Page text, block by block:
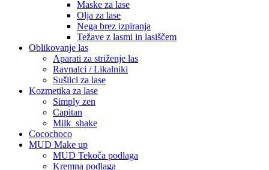
Maske za lase
Olja za lase
Nega brez izpiranja
Težave z lasmi in lasiščem
Oblikovanje las
Aparati za striženje las
Ravnalci / Likalniki
Sušilci za lase
Kozmetika za lase
Simply zen
Capitan
Milk_shake
Cocochoco
MUD Make up
MUD Tekoča podlaga
Kremna podlaga